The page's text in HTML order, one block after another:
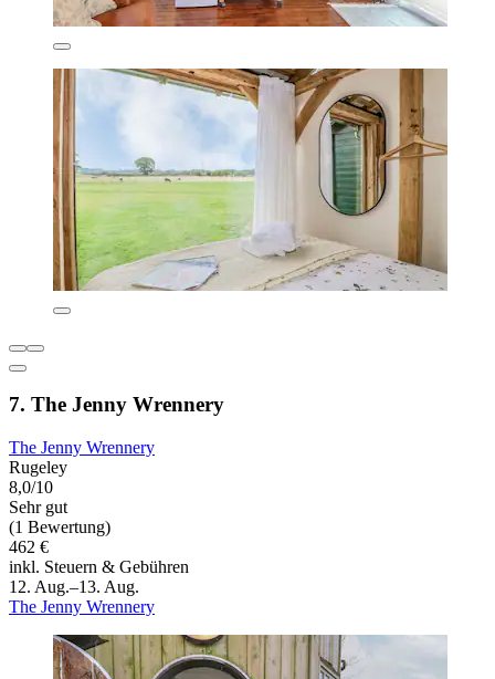
7. The Jenny Wrennery
The Jenny Wrennery
Rugeley
8,0/10
Sehr gut
(1 Bewertung)
462 €
inkl. Steuern & Gebühren
12. Aug.–13. Aug.
The Jenny Wrennery